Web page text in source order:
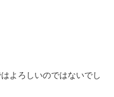
よろしいのではないでし